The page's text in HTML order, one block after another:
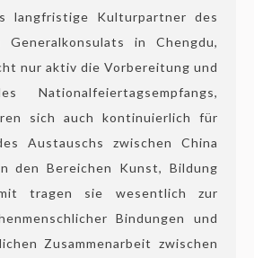
langfristige Kulturpartner des
Generalkonsulats in Chengdu,
nur aktiv die Vorbereitung und
Nationalfeiertagsempfangs,
sich auch kontinuierlich für
Austauschs zwischen China
den Bereichen Kunst, Bildung
tragen sie wesentlich zur
Bindungen und
Zusammenarbeit zwischen